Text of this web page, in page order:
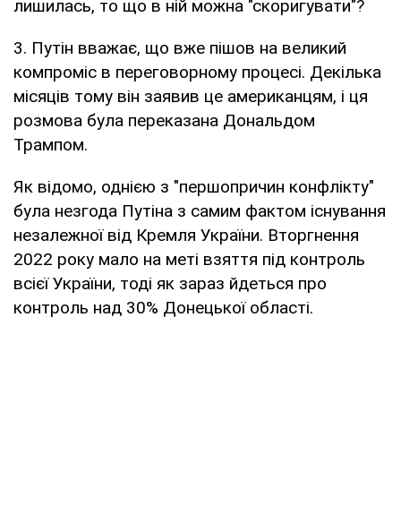
лишилась, то що в ній можна "скоригувати"?
3. Путін вважає, що вже пішов на великий
компроміс в переговорному процесі. Декілька
місяців тому він заявив це американцям, і ця
розмова була переказана Дональдом
Трампом.
Як відомо, однією з "першопричин конфлікту"
була незгода Путіна з самим фактом існування
незалежної від Кремля України. Вторгнення
2022 року мало на меті взяття під контроль
всієї України, тоді як зараз йдеться про
контроль над 30% Донецької області.